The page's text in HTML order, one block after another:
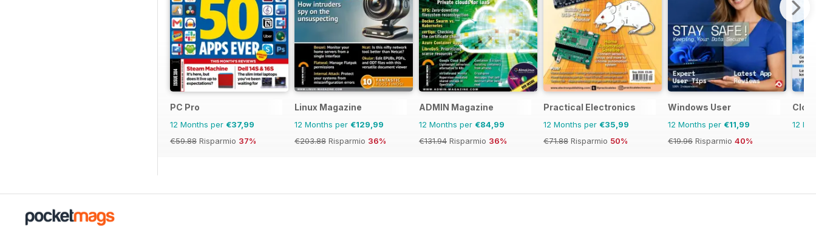
PC Pro
12 Months per €37,99
€59.88 Risparmio 37%
Linux Magazine
12 Months per €129,99
€203.88 Risparmio 36%
ADMIN Magazine
12 Months per €84,99
€131.94 Risparmio 36%
Practical Electronics
12 Months per €35,99
€71.88 Risparmio 50%
Windows User
12 Months per €11,99
€19.96 Risparmio 40%
12